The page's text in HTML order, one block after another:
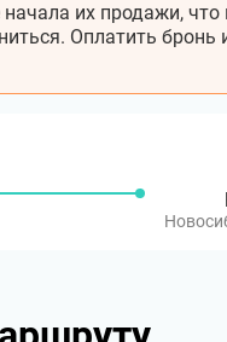
их продажи,
Оплатить бронь